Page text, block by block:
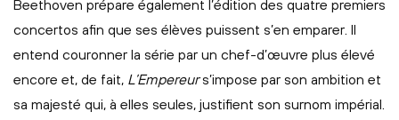
Beethoven prépare également l’édition des quatre premiers
concertos afin que ses élèves puissent s’en emparer. Il
entend couronner la série par un chef-d’œuvre plus élevé
encore et, de fait, L’Empereurs’impose par son ambition et
sa majesté qui, à elles seules, justifient son surnom impérial.